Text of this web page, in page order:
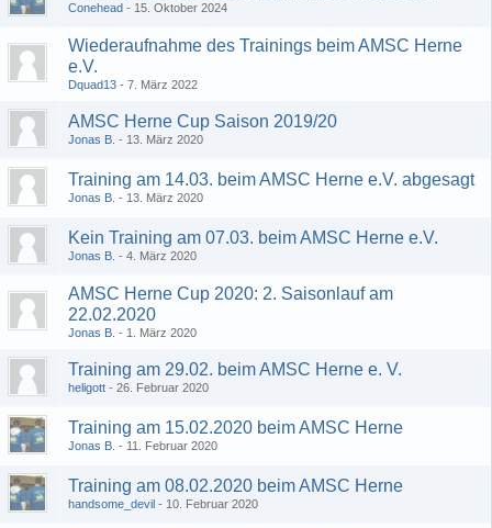
Conehead 15. Oktober 2024
Wiederaufnahme des Trainings beim AMSC Herne
e.V.
Dquad13 7. März 2022
AMSC Herne Cup Saison 2019/20
Jonas B. 13. März 2020
Training am 14.03. beim AMSC Herne e.V. abgesagt
Jonas B. 13. März 2020
Kein Training am 07.03. beim AMSC Herne e.V.
Jonas B. 4. März 2020
AMSC Herne Cup 2020: 2. Saisonlauf am
22.02.2020
Jonas B. 1. März 2020
Training am 29.02. beim AMSC Herne e. V.
heligott 26. Februar 2020
Training am 15.02.2020 beim AMSC Herne
Jonas B. 11. Februar 2020
Training am 08.02.2020 beim AMSC Herne
handsome_devil 10. Februar 2020